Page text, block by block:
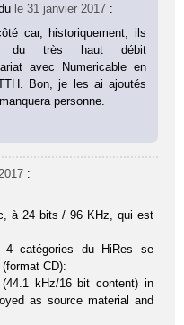
le 31 janvier 2017 :
car, historiquement, ils
du très haut débit
avec Numericable en
Bon, je les ai ajoutés
personne.
:
à 24 bits / 96 KHz, qui est
catégories du HiRes se
CD):
kHz/16 bit content) in
as source material and